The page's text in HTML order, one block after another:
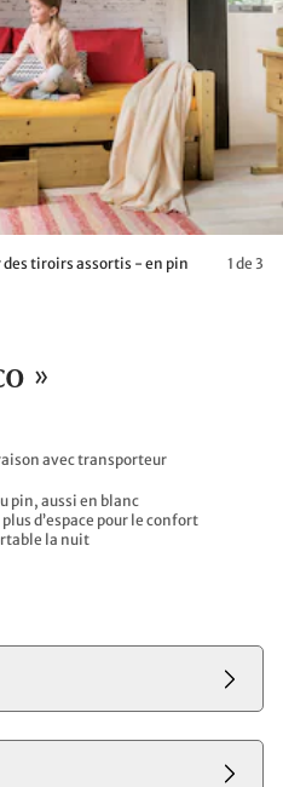
tiroirs assortis - en pin
1 de 3
»
avec transporteur
pin, aussi en blanc
d’espace pour le confort
la nuit